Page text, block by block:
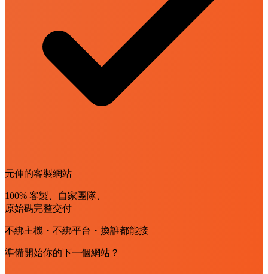
元伸的客製網站
100% 客製、自家團隊、
原始碼完整交付
不綁主機・不綁平台・換誰都能接
準備開始你的下一個網站？